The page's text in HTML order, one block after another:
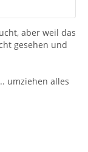
aber weil das
gesehen und
umziehen alles